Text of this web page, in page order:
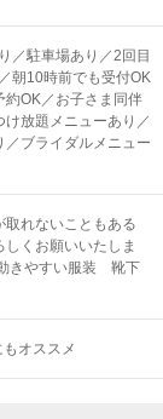
／駐車場あり／2回目
朝10時前でも受付OK
約OK／お子さま同伴
放題メニューあり／
ブライダルメニュー
取れないこともある
くお願いいたしま
きやすい服装 靴下
もオススメ